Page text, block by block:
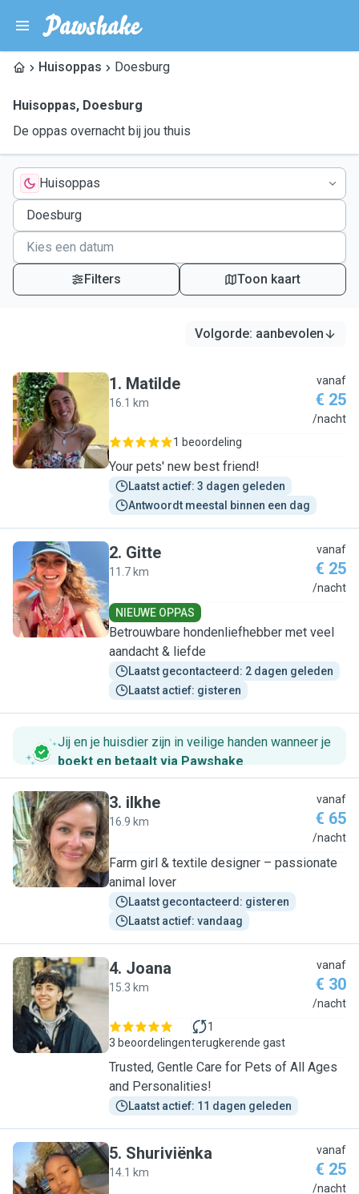
Huisoppas Doesburg
Huisoppas, Doesburg
De oppas overnacht bij jou thuis
Huisoppas
Filters Toon kaart
Volgorde: aanbevolen
M
1. Matilde
16.1 km
vanaf
€ 25
/nacht
1 beoordeling
Your pets' new best friend!
Laatst actief: 3 dagen geleden
Antwoordt meestal binnen een dag
G
2. Gitte
11.7 km
vanaf
€ 25
/nacht
NIEUWE OPPAS
Betrouwbare hondenliefhebber met veel
aandacht & liefde
Laatst gecontacteerd: 2 dagen geleden
Laatst actief: gisteren
Jij en je huisdier zijn in veilige handen wanneer je
boekt en betaalt via Pawshake.
I
3. ilkhe
16.9 km
vanaf
€ 65
/nacht
Farm girl & textile designer – passionate
animal lover
Laatst gecontacteerd: gisteren
Laatst actief: vandaag
J
4. Joana
15.3 km
vanaf
€ 30
/nacht
3 beoordelingen
1
terugkerende gast
Trusted, Gentle Care for Pets of All Ages
and Personalities!
Laatst actief: 11 dagen geleden
5. Shuriviënka
14.1 km
vanaf
€ 25
/nacht